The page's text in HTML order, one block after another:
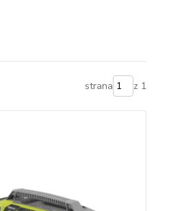
strana z 1